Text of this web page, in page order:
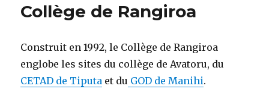
Collège de Rangiroa
Construit en 1992, le Collège de Rangiroa
englobe les sites du collège de Avatoru, du
CETAD de Tiputa et du GOD de Manihi.